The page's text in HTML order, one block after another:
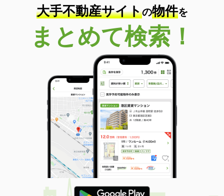
大手不動産サイトの物件を
まとめて検索！